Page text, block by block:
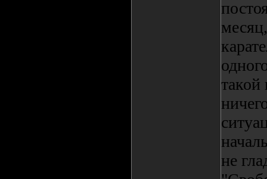
такой
не